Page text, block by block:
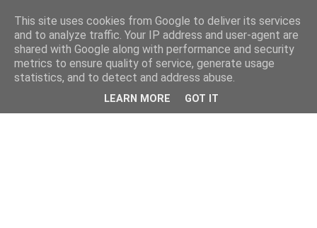
This site uses cookies from Google to deliver its services
and to analyze traffic. Your IP address and user-agent are
shared with Google along with performance and security
metrics to ensure quality of service, generate usage
statistics, and to detect and address abuse.
LEARN MORE GOT IT